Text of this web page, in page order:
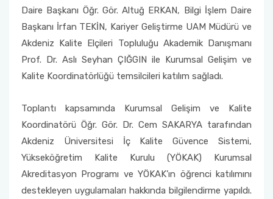
Daire Başkanı Öğr. Gör. Altuğ ERKAN, Bilgi İşlem Daire
Başkanı İrfan TEKİN, Kariyer Geliştirme UAM Müdürü ve
Akdeniz Kalite Elçileri Topluluğu Akademik Danışmanı
Prof. Dr. Aslı Seyhan ÇIĞGIN ile Kurumsal Gelişim ve
Kalite Koordinatörlüğü temsilcileri katılım sağladı.
Toplantı kapsamında Kurumsal Gelişim ve Kalite
Koordinatörü Öğr. Gör. Dr. Cem SAKARYA tarafından
Akdeniz Üniversitesi İç Kalite Güvence Sistemi,
Yükseköğretim Kalite Kurulu (YÖKAK) Kurumsal
Akreditasyon Programı ve YÖKAK’ın öğrenci katılımını
destekleyen uygulamaları hakkında bilgilendirme yapıldı.